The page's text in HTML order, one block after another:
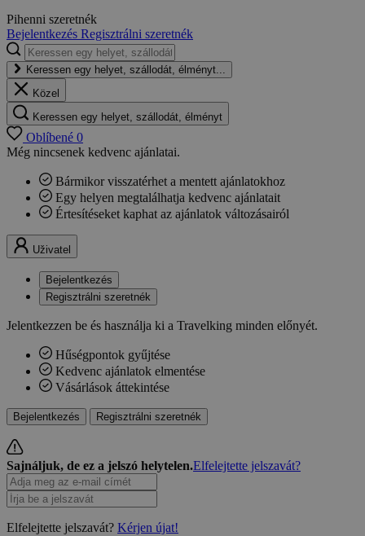
Pihenni szeretnék
Bejelentkezés Regisztrálni szeretnék
Keressen egy helyet, szállodát, élményt...
Közel
Keressen egy helyet, szállodát, élményt
Oblíbené 0
Még nincsenek kedvenc ajánlatai.
Bármikor visszatérhet a mentett ajánlatokhoz
Egy helyen megtalálhatja kedvenc ajánlatait
Értesítéseket kaphat az ajánlatok változásairól
Uživatel
Bejelentkezés
Regisztrálni szeretnék
Jelentkezzen be és használja ki a Travelking minden előnyét.
Hűségpontok gyűjtése
Kedvenc ajánlatok elmentése
Vásárlások áttekintése
Bejelentkezés Regisztrálni szeretnék
Sajnáljuk, de ez a jelszó helytelen.Elfelejtette jelszavát?
Elfelejtette jelszavát? Kérjen újat!